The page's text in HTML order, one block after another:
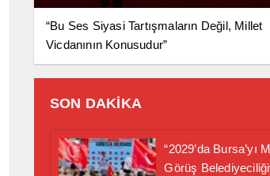
“Bu Ses Siyasi Tartışmaların Değil, Millet
Vicdanının Konusudur”
SON DAKİKA
“2029’da Bursa’yı
Görüş